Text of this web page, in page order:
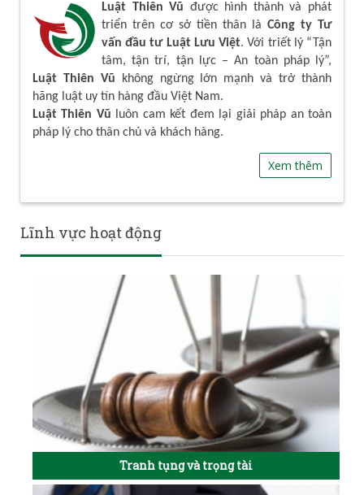
Luật Thiên Vũ được hình thành và phát
triển trên cơ sở tiền thân là Công ty Tư
vấn đầu tư Luật Lưu Việt. Với triết lý “Tận
tâm, tận trí, tận lực – An toàn pháp lý”,
Luật Thiên Vũ không ngừng lớn mạnh và trở thành
hãng luật uy tín hàng đầu Việt Nam.
Luật Thiên Vũ luôn cam kết đem lại giải pháp an toàn
pháp lý cho thân chủ và khách hàng.
Xem thêm
Lĩnh vực hoạt động
Tranh tụng và trọng tài